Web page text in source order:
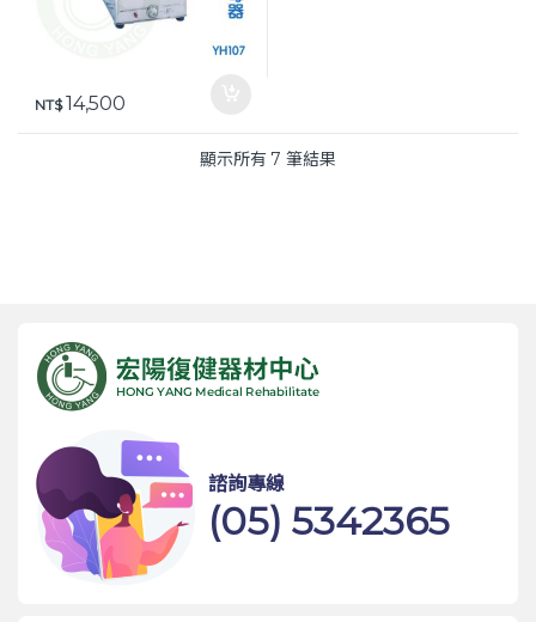
NT$14,500
顯示所有 7 筆結果
諮詢專線
(05) 5342365